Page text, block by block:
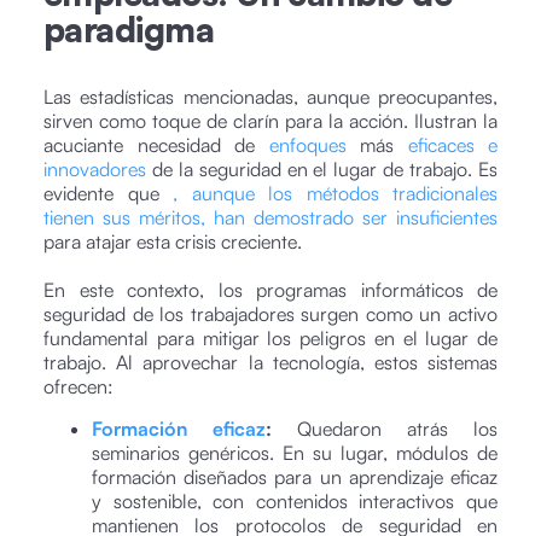
paradigma
Las estadísticas mencionadas, aunque preocupantes,
sirven como toque de clarín para la acción. Ilustran la
acuciante necesidad de enfoquesmás eficaces e
innovadores de la seguridad en el lugar de trabajo. Es
evidente que , aunque los métodos tradicionales
tienen sus méritos, han demostrado ser insuficientes
para atajar esta crisis creciente.
En este contexto, los programas informáticos de
seguridad de los trabajadores surgen como un activo
fundamental para mitigar los peligros en el lugar de
trabajo. Al aprovechar la tecnología, estos sistemas
ofrecen:
Formación eficaz: Quedaron atrás los
seminarios genéricos. En su lugar, módulos de
formación diseñados para un aprendizaje eficaz
y sostenible, con contenidos interactivos que
mantienen los protocolos de seguridad en